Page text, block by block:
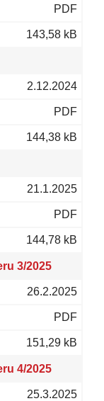
PDF
143,58 kB
2.12.2024
PDF
144,38 kB
21.1.2025
PDF
144,78 kB
3/2025
26.2.2025
PDF
151,29 kB
4/2025
25.3.2025